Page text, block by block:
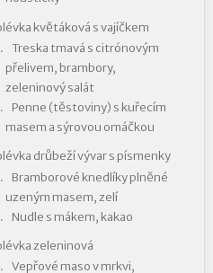
květáková s vajíčkem
Treska tmavá s citrónovým
přelivem, brambory,
zeleninový salát
Penne (těstoviny) s kuřecím
masem a sýrovou omáčkou
drůbeží vývar s písmenky
Bramborové knedlíky plněné
uzeným masem, zelí
Nudle s mákem, kakao
zeleninová
Vepřové maso v mrkvi,